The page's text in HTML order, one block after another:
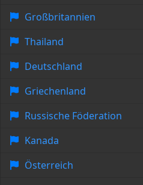
Großbritannien
Thailand
Deutschland
Griechenland
Russische Föderation
Kanada
Österreich